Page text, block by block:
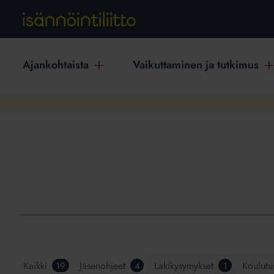
Ajankohtaista Vaikuttaminen ja tutkimus
Kaikki 19 Jäsenohjeet 4 Lakikysymykset 1